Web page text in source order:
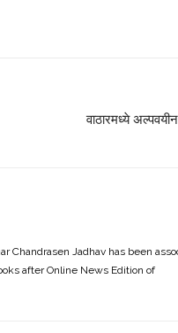
वाठारमध्ये
Chandrasen Jadhav has been
after Online News Edition of